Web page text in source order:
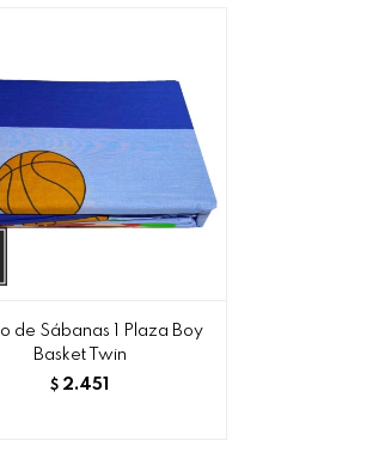
de Sábanas 1 Plaza Boy
Basket Twin
$ 2.451